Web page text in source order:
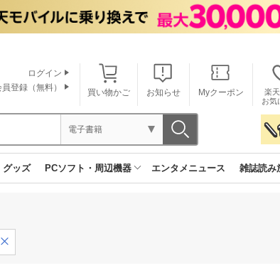
買い物かご お知らせ Myクーポン
楽
お気
ログイン
登録（無料）
電子書籍
グッズ PCソフト・周辺機器 エンタメニュース 雑誌読み